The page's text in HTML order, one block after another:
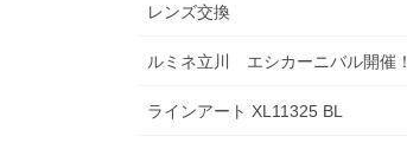
レンズ交換
ルミネ立川 エシカーニバル開催！
ラインアート XL11325 BL